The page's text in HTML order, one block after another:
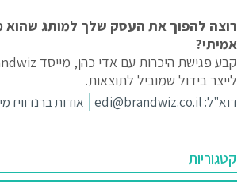
קטגוריות
רוצה להפוך את העסק שלך למותג שהוא
אמיתי?
לייצר בידול שמוביל לתוצאות.
דוא"ל: edi@brandwiz.co.il אודות ברנדוויז